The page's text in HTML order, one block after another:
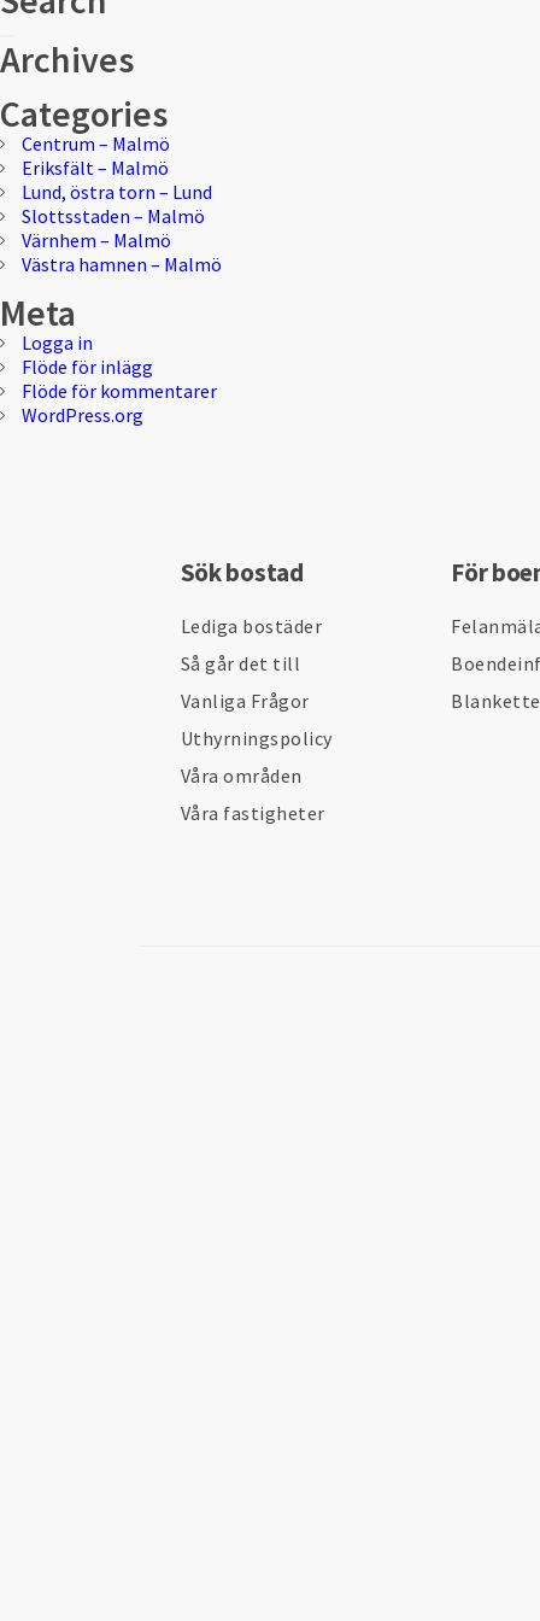
efter:
Sök
Archives
Categories
Centrum – Malmö
Eriksfält – Malmö
Lund, östra torn – Lund
Slottsstaden – Malmö
Värnhem – Malmö
Västra hamnen – Malmö
Meta
Logga in
Flöde för inlägg
Flöde för kommentarer
WordPress.org
Sök bostad
Lediga bostäder
Så går det till
Vanliga Frågor
Uthyrningspolicy
Våra områden
Våra fastigheter
För